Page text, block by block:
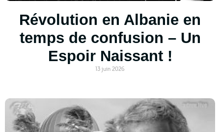
Révolution en Albanie en
temps de confusion – Un
Espoir Naissant !
13 juin 2026